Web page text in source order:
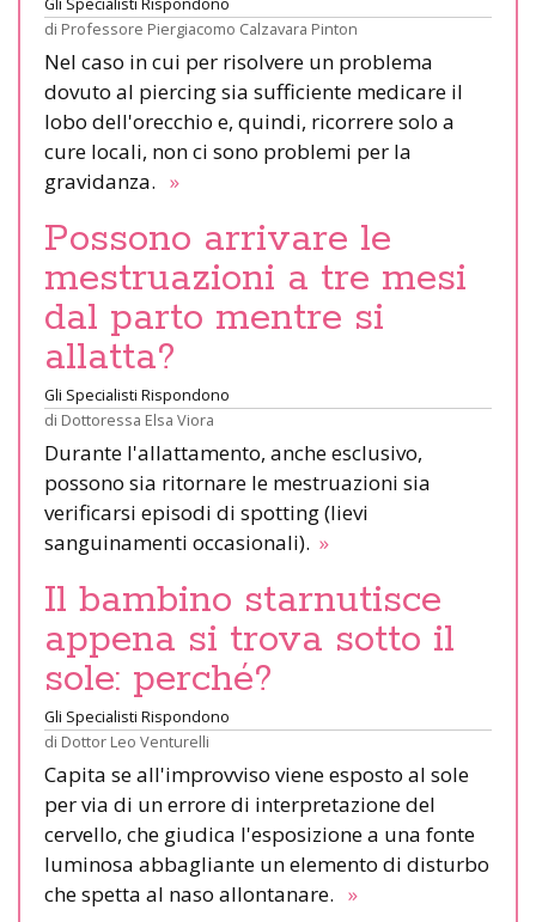
di Professore Piergiacomo Calzavara Pinton
Nel caso in cui per risolvere un problema
dovuto al piercing sia sufficiente medicare il
lobo dell'orecchio e, quindi, ricorrere solo a
cure locali, non ci sono problemi per la
gravidanza. »
Possono arrivare le
mestruazioni a tre mesi
dal parto mentre si
allatta?
Gli Specialisti Rispondono
di Dottoressa Elsa Viora
Durante l'allattamento, anche esclusivo,
possono sia ritornare le mestruazioni sia
verificarsi episodi di spotting (lievi
sanguinamenti occasionali). »
Il bambino starnutisce
appena si trova sotto il
sole: perché?
Gli Specialisti Rispondono
di Dottor Leo Venturelli
Capita se all'improvviso viene esposto al sole
per via di un errore di interpretazione del
cervello, che giudica l'esposizione a una fonte
luminosa abbagliante un elemento di disturbo
che spetta al naso allontanare. »